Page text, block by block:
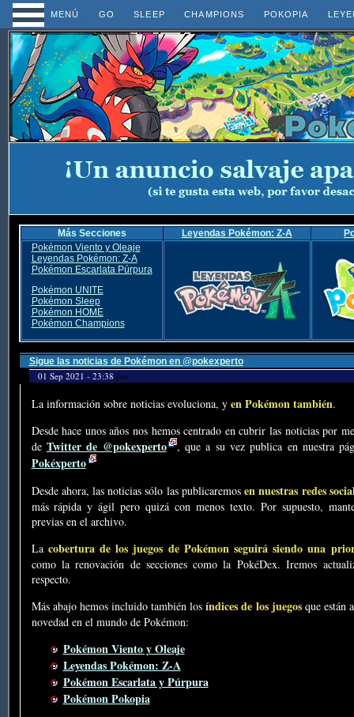
MENÚ GO SLEEP CHAMPIONS POKOPIA
Más Secciones Leyendas Pokémon: Z-A
Pokémon Viento y Oleaje
Leyendas Pokémon: Z-A
Pokémon Escarlata Púrpura
Pokémon UNITE
Pokémon Sleep
Pokémon HOME
Pokémon Champions
Sigue las noticias de Pokémon en @pokexperto
01 Sep 2021 - 23:38 por
La información sobre noticias evoluciona, y en Pokémon también.
Desde hace unos años nos hemos centrado en cubrir las noticias por
de Twitter de @pokexperto , que a su vez publica en nuestra
Pokéxperto
Desde ahora, las noticias sólo las publicaremosen nuestras redes
más rápida y ágil pero quizá con menos texto. Por supuesto,
previas en el archivo.
La cobertura de los juegos de Pokémon seguirá siendo una
como la renovación de secciones como la PokéDex. Iremos
respecto.
Más abajo hemos incluido también losíndices de los juegosque están
novedad en el mundo de Pokémon:
Pokémon Viento y Oleaje
Leyendas Pokémon: Z-A
Pokémon Escarlata y Púrpura
Pokémon Pokopia